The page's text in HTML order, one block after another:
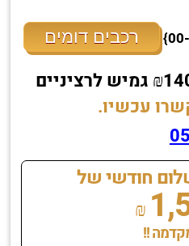
רכבים דומים
עכשיו.
חודשי של
₪
!!